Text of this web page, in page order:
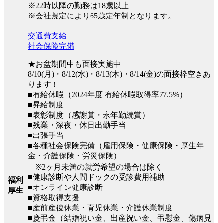
※22時以降の勤務は18歳以上
※会社規定により65歳定年制となります。
福利
厚生
交通費支給
社会保険完備
★お盆期間中も面接実施中
8/10(月)・8/12(水)・8/13(木)・8/14(金)の面接枠空きあ
ります！
■有給休暇（2024年度 有給休暇取得率77.5%）
■昇給制度
■表彰制度（感謝賞・永年勤続賞）
■残業・深夜・休日出勤手当
■出張手当
■各種社会保険完備（雇用保険・健康保険・厚生年
金・介護保険・労災保険）
※2ヶ月未満の就労希望の場合は除く
■健康診断や人間ドックの受診費用補助
■オンライン健康診断
■資格取得支援
■産前産後休業・育児休業・介護休業制度
■慶弔金（結婚祝い金、出産祝い金、弔慰金、傷病見